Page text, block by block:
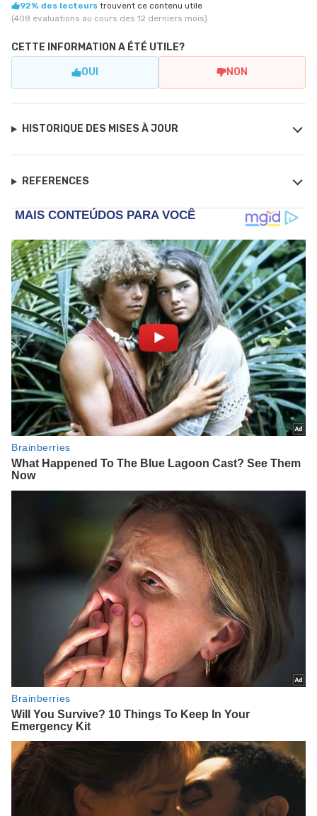
92% des lecteurs trouvent ce contenu utile
(408 évaluations au cours des 12 derniers mois)
CETTE INFORMATION A ÉTÉ UTILE?
OUI NON
HISTORIQUE DES MISES À JOUR
REFERENCES